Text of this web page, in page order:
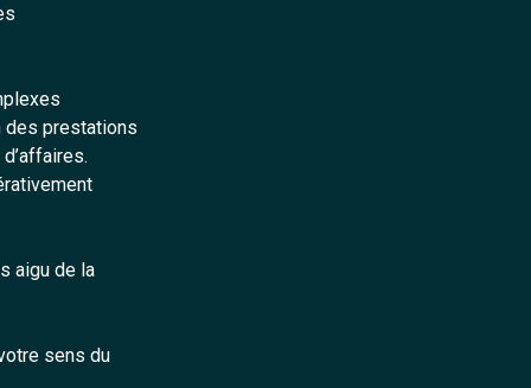
des prestations
aigu de la
sens du